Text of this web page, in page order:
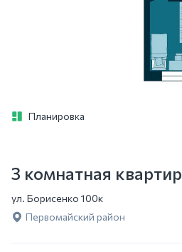
Планировка
3 комнатная
ул. Борисенко 100к
Первомайский район